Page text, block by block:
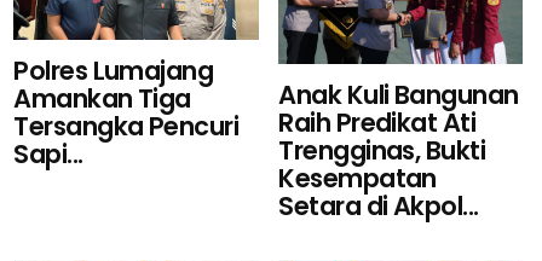
Polres Lumajang
Amankan Tiga
Tersangka Pencuri
Sapi...
Anak Kuli Bangunan
Raih Predikat Ati
Trengginas, Bukti
Kesempatan
Setara di Akpol...